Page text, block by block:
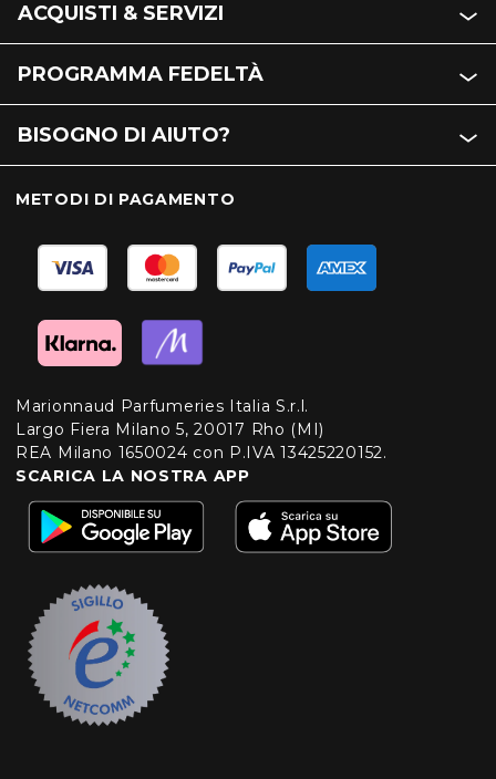
ACQUISTI & SERVIZI
PROGRAMMA FEDELTÀ
BISOGNO DI AIUTO?
METODI DI PAGAMENTO
Marionnaud Parfumeries Italia S.r.l.
Largo Fiera Milano 5, 20017 Rho (MI)
REA Milano 1650024 con P.IVA 13425220152.
SCARICA LA NOSTRA APP